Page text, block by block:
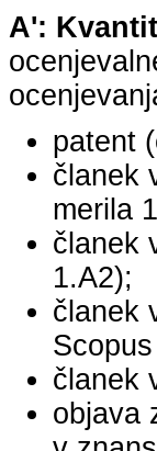
A':
patent
članek
merila
članek
1.A2);
članek
članek
objava